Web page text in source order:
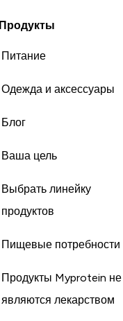
Продукты
Питание
Одежда и аксессуары
Блог
Ваша цель
Выбрать линейку
продуктов
Пищевые потребности
Продукты Myprotein не
являются лекарством